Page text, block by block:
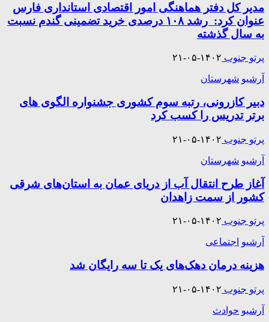
مدیر کل دفتر هماهنگی امور اقتصادی استانداری فارس
عنوان کرد: رشد ۱۰۸ درصدی خرید تضمینی گندم نسبت
به سال گذشته
پرتو جنوب ۱۴۰۲-۰۵-۲۱
آرشیو شهرستان
دبیر کازرونی، رتبه سوم کشوری جشنواره الگوی های
برتر تدریس را کسب کرد
پرتو جنوب ۱۴۰۲-۰۵-۲۱
آرشیو شهرستان
آغاز طرح انتقال آب از دریای عمان به استان‌های شرقی
کشور از سمت زاهدان
پرتو جنوب ۱۴۰۲-۰۵-۲۱
آرشیو اجتماعی
هزینه درمان دهک‌های یک تا سه رایگان شد
پرتو جنوب ۱۴۰۲-۰۵-۲۱
آرشیو حوادث